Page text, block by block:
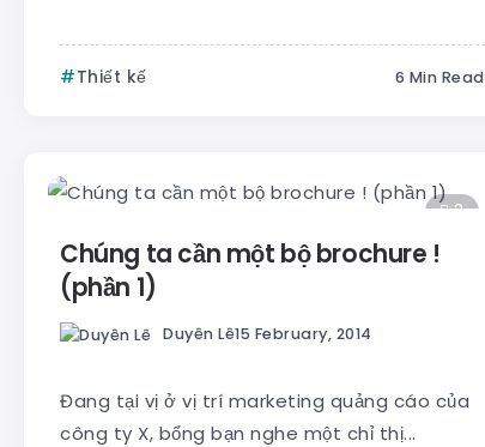
Thiết kế 6 Min Read
3
Chúng ta cần một bộ brochure !
(phần 1)
Duyên Lê15 February, 2014
Đang tại vị ở vị trí marketing quảng cáo của
công ty X, bổng bạn nghe một chỉ thị...